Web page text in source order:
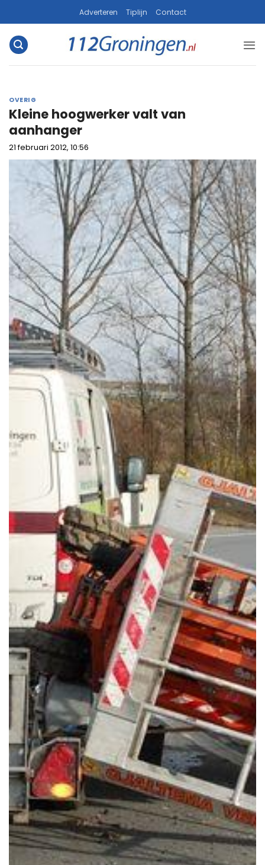
naar
inhoud
Adverteren Tiplijn Contact
OVERIG
Kleine hoogwerker valt van
aanhanger
21 februari 2012, 10:56